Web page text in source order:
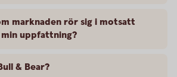
marknaden rör sig i motsatt
uppfattning?
& Bear?